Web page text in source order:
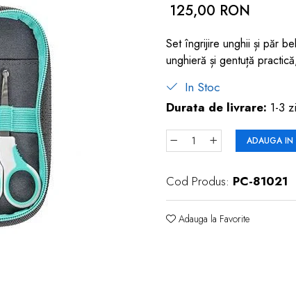
125,00 RON
Set îngrijire unghii și păr
unghieră și gentuță
In Stoc
Durata de livrare: 1-3
ADAUGA IN
Cod Produs: PC-81021
Adauga la Favorite